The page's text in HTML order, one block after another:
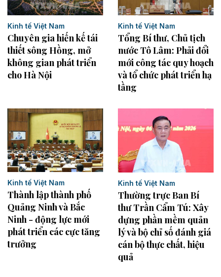
Kinh tế Việt Nam
Chuyên gia hiến kế tái
thiết sông Hồng, mở
không gian phát triển
cho Hà Nội
Kinh tế Việt Nam
Tổng Bí thư, Chủ tịch
nước Tô Lâm: Phải đổi
mới công tác quy hoạch
và tổ chức phát triển hạ
tầng
Kinh tế Việt Nam
Thành lập thành phố
Quảng Ninh và Bắc
Ninh - động lực mới
phát triển các cực tăng
trưởng
Kinh tế Việt Nam
Thường trực Ban Bí
thư Trần Cẩm Tú: Xây
dựng phần mềm quản
lý và bộ chỉ số đánh giá
cán bộ thực chất, hiệu
quả